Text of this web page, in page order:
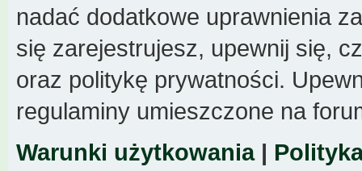
nadać dodatkowe uprawnienia
się zarejestrujesz, upewnij się,
oraz politykę prywatności.
regulaminy umieszczone na
Warunki użytkowania|